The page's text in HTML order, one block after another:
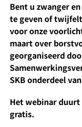
Bent u zwanger
te geven of
voor onze
maart over
georganiseerd
SKB onderdeel
Het webinar duurt
gratis.